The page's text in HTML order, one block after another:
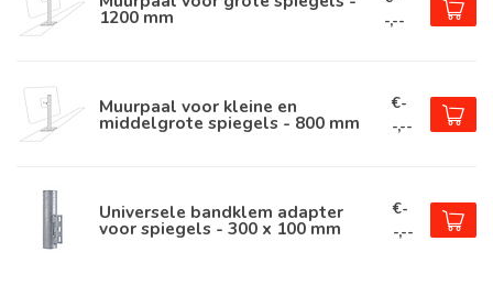
1200 mm
-,--
Muurpaal voor kleine en
middelgrote spiegels - 800 mm
€-
-,--
Universele bandklem adapter
voor spiegels - 300 x 100 mm
€-
-,--